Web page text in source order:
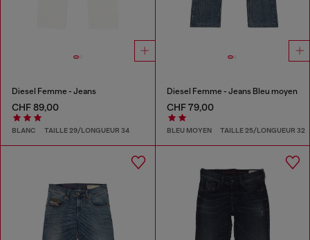
Diesel Femme - Jeans
CHF 89,00
BLANC TAILLE 29/LONGUEUR 34
Diesel Femme - Jeans Bleu moyen
CHF 79,00
BLEU MOYEN TAILLE 25/LONGUEUR 32